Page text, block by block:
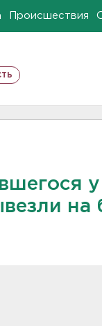
Происшествия
на